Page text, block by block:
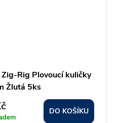
Rig Plovoucí kuličky
Žlutá 5ks
DO KOŠÍKU